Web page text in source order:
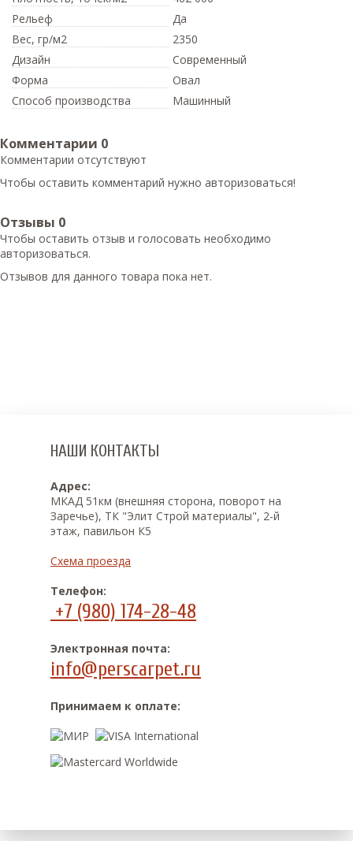
Рельеф
Да
Вес, гр/м2
2350
Дизайн
Современный
Форма
Овал
Способ производства
Машинный
Комментарии 0
Комментарии отсутствуют
Чтобы оставить комментарий нужно авторизоваться!
Отзывы 0
Чтобы оcтавить отзыв и голосовать необходимо
авторизоваться.
Отзывов для данного товара пока нет.
НАШИ КОНТАКТЫ
Адрес:
МКАД 51км (внешняя сторона, поворот на
Заречье), ТК "Элит Строй материалы", 2-й
этаж, павильон К5
Схема проезда
Телефон:
+7 (980) 174-28-48
Электронная почта:
info@perscarpet.ru
Принимаем к оплате: